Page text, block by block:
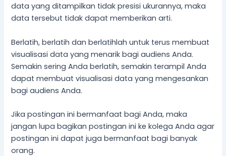
data yang ditampilkan tidak presisi ukurannya, maka
data tersebut tidak dapat memberikan arti.
Berlatih, berlatih dan berlatihlah untuk terus membuat
visualisasi data yang menarik bagi audiens Anda.
Semakin sering Anda berlatih, semakin terampil Anda
dapat membuat visualisasi data yang mengesankan
bagi audiens Anda.
Jika postingan ini bermanfaat bagi Anda, maka
jangan lupa bagikan postingan ini ke kolega Anda agar
postingan ini dapat juga bermanfaat bagi banyak
orang.